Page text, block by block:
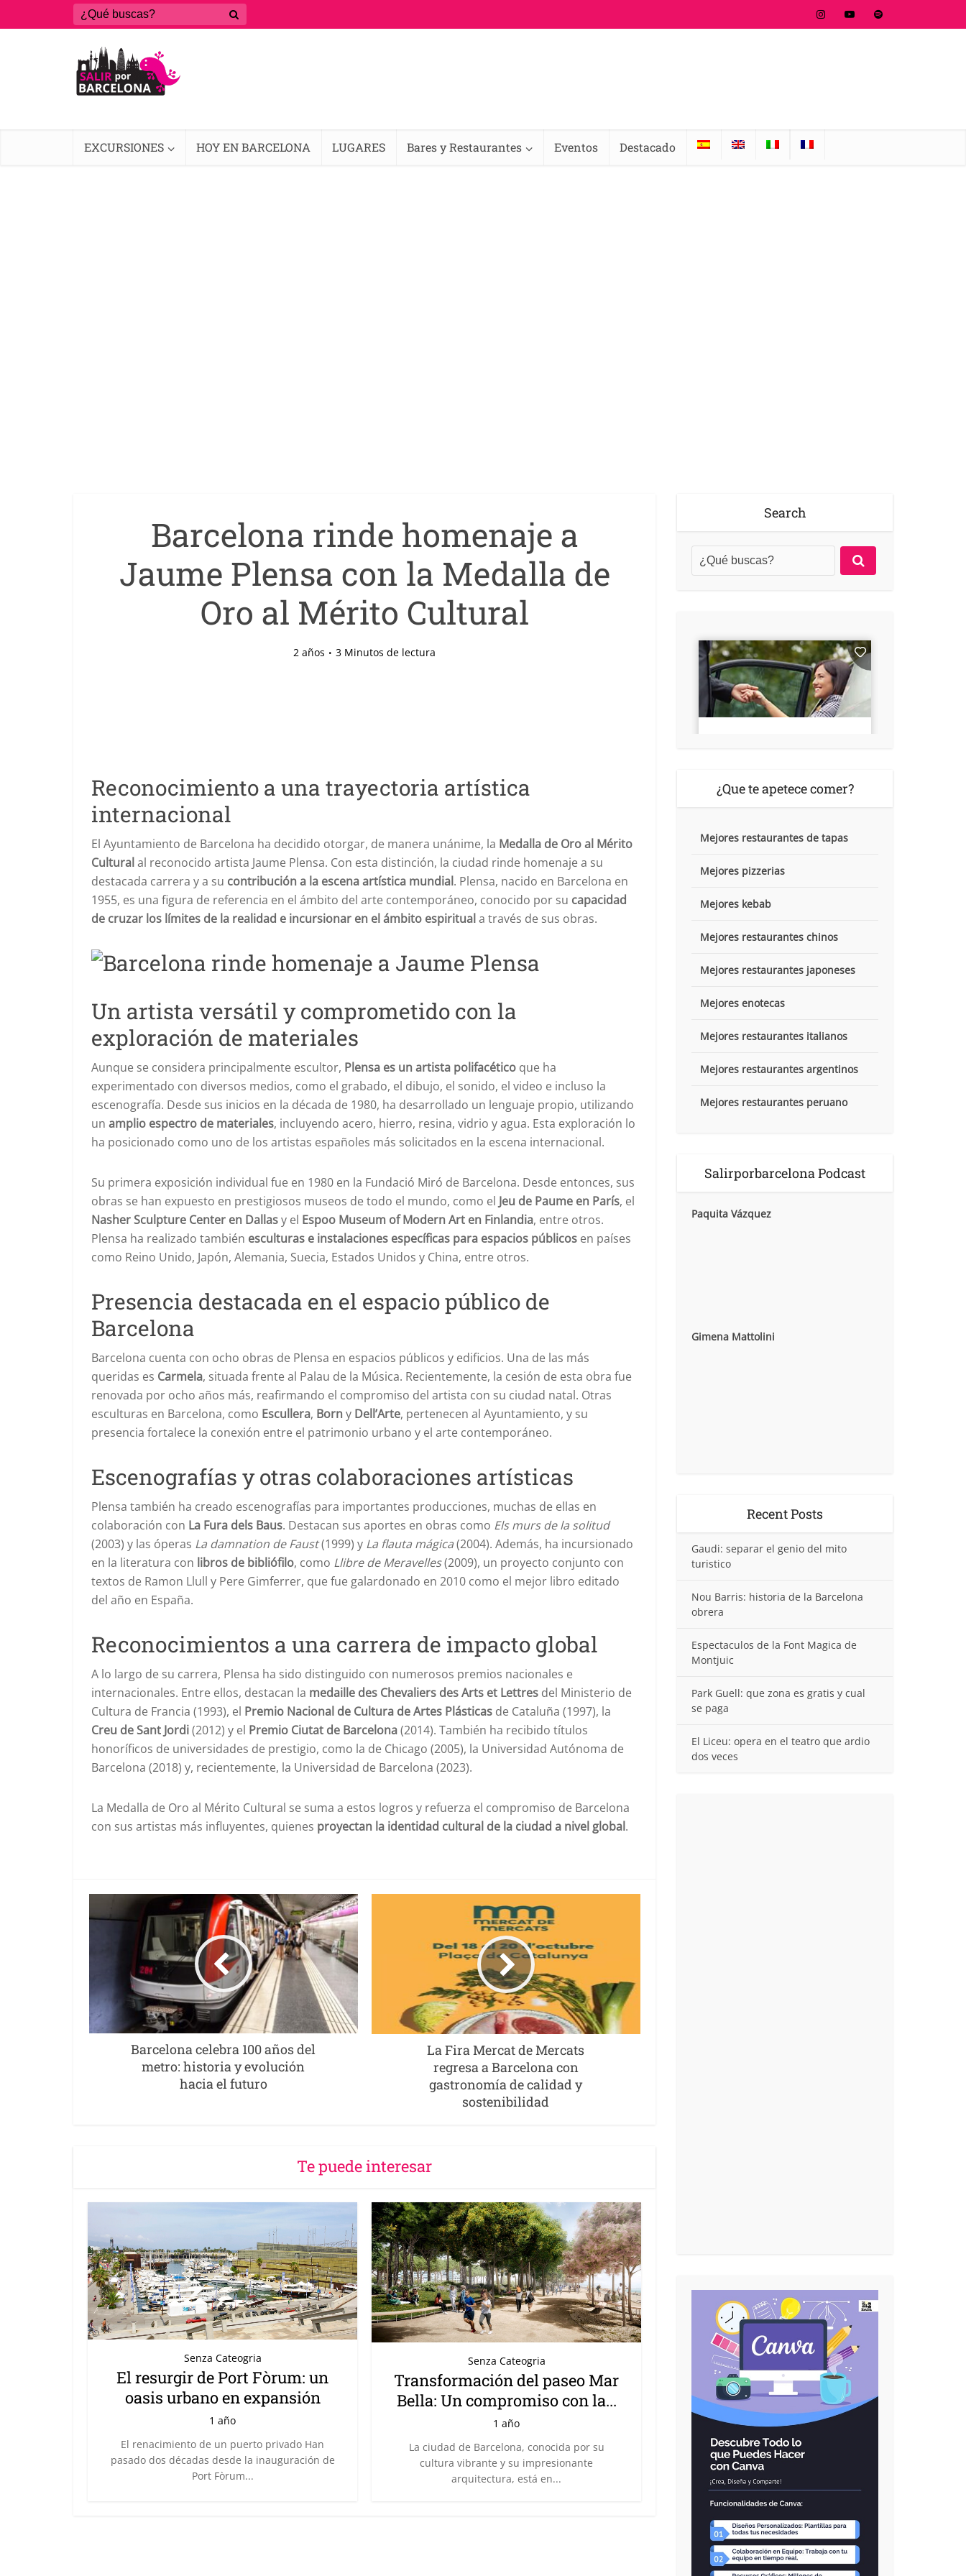
EXCURSIONES HOY EN BARCELONA LUGARES Bares y Restaurantes Eventos Destacado
Barcelona rinde homenaje a
Jaume Plensa con la Medalla de
Oro al Mérito Cultural
2 años 3 Minutos de lectura
Reconocimiento a una trayectoria artística
internacional
El Ayuntamiento de Barcelona ha decidido otorgar, de manera unánime, la Medalla de Oro al Mérito
Cultural al reconocido artista Jaume Plensa. Con esta distinción, la ciudad rinde homenaje a su
destacada carrera y a su contribución a la escena artística mundial. Plensa, nacido en Barcelona en
1955, es una figura de referencia en el ámbito del arte contemporáneo, conocido por su capacidad
de cruzar los límites de la realidad e incursionar en el ámbito espiritual a través de sus obras.
Un artista versátil y comprometido con la
exploración de materiales
Aunque se considera principalmente escultor, Plensa es un artista polifacético que ha
experimentado con diversos medios, como el grabado, el dibujo, el sonido, el video e incluso la
escenografía. Desde sus inicios en la década de 1980, ha desarrollado un lenguaje propio, utilizando
un amplio espectro de materiales, incluyendo acero, hierro, resina, vidrio y agua. Esta exploración lo
ha posicionado como uno de los artistas españoles más solicitados en la escena internacional.
Su primera exposición individual fue en 1980 en la Fundació Miró de Barcelona. Desde entonces, sus
obras se han expuesto en prestigiosos museos de todo el mundo, como el Jeu de Paume en París, el
Nasher Sculpture Center en Dallasy el Espoo Museum of Modern Art en Finlandia, entre otros.
Plensa ha realizado también esculturas e instalaciones específicas para espacios públicos en países
como Reino Unido, Japón, Alemania, Suecia, Estados Unidos y China, entre otros.
Presencia destacada en el espacio público de
Barcelona
Barcelona cuenta con ocho obras de Plensa en espacios públicos y edificios. Una de las más
queridas es Carmela, situada frente al Palau de la Música. Recientemente, la cesión de esta obra fue
renovada por ocho años más, reafirmando el compromiso del artista con su ciudad natal. Otras
esculturas en Barcelona, como Escullera, Borny Dell’Arte, pertenecen al Ayuntamiento, y su
presencia fortalece la conexión entre el patrimonio urbano y el arte contemporáneo.
Escenografías y otras colaboraciones artísticas
Plensa también ha creado escenografías para importantes producciones, muchas de ellas en
colaboración con La Fura dels Baus. Destacan sus aportes en obras como Els murs de la solitud
(2003) y las óperas La damnation de Faust(1999) y La flauta mágica(2004). Además, ha incursionado
en la literatura con libros de bibliófilo, como Llibre de Meravelles(2009), un proyecto conjunto con
textos de Ramon Llull y Pere Gimferrer, que fue galardonado en 2010 como el mejor libro editado
del año en España.
Reconocimientos a una carrera de impacto global
A lo largo de su carrera, Plensa ha sido distinguido con numerosos premios nacionales e
internacionales. Entre ellos, destacan la medaille des Chevaliers des Arts et Lettres del Ministerio de
Cultura de Francia (1993), el Premio Nacional de Cultura de Artes Plásticas de Cataluña (1997), la
Creu de Sant Jordi(2012) y el Premio Ciutat de Barcelona(2014). También ha recibido títulos
honoríficos de universidades de prestigio, como la de Chicago (2005), la Universidad Autónoma de
Barcelona (2018) y, recientemente, la Universidad de Barcelona (2023).
La Medalla de Oro al Mérito Cultural se suma a estos logros y refuerza el compromiso de Barcelona
con sus artistas más influyentes, quienes proyectan la identidad cultural de la ciudad a nivel global.
Barcelona celebra 100 años del
metro: historia y evolución
hacia el futuro
La Fira Mercat de Mercats
regresa a Barcelona con
gastronomía de calidad y
sostenibilidad
Te puede interesar
Senza Cateogria
El resurgir de Port Fòrum: un
oasis urbano en expansión
1 año
El renacimiento de un puerto privado Han
pasado dos décadas desde la inauguración de
Port Fòrum...
Senza Cateogria
Transformación del paseo Mar
Bella: Un compromiso con la...
1 año
La ciudad de Barcelona, conocida por su
cultura vibrante y su impresionante
arquitectura, está en...
Search
¿Que te apetece comer?
Mejores restaurantes de tapas
Mejores pizzerias
Mejores kebab
Mejores restaurantes chinos
Mejores restaurantes japoneses
Mejores enotecas
Mejores restaurantes italianos
Mejores restaurantes argentinos
Mejores restaurantes peruano
Salirporbarcelona Podcast
Paquita Vázquez
Gimena Mattolini
Recent Posts
Gaudi: separar el genio del mito
turistico
Nou Barris: historia de la Barcelona
obrera
Espectaculos de la Font Magica de
Montjuic
Park Guell: que zona es gratis y cual
se paga
El Liceu: opera en el teatro que ardio
dos veces